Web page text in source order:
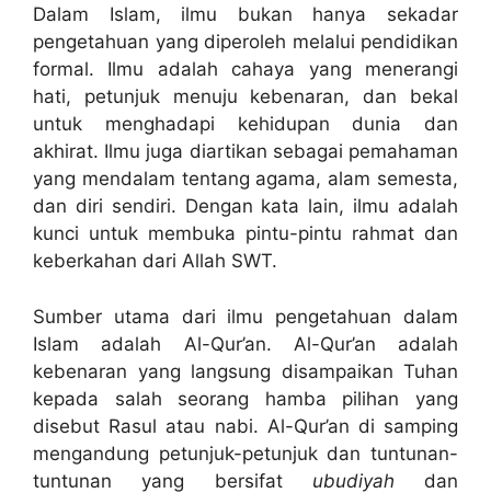
Dalam Islam, ilmu bukan hanya sekadar
pengetahuan yang diperoleh melalui pendidikan
formal. Ilmu adalah cahaya yang menerangi
hati, petunjuk menuju kebenaran, dan bekal
untuk menghadapi kehidupan dunia dan
akhirat. Ilmu juga diartikan sebagai pemahaman
yang mendalam tentang agama, alam semesta,
dan diri sendiri. Dengan kata lain, ilmu adalah
kunci untuk membuka pintu-pintu rahmat dan
keberkahan dari Allah SWT.
Sumber utama dari ilmu pengetahuan dalam
Islam adalah Al-Qur’an. Al-Qur’an adalah
kebenaran yang langsung disampaikan Tuhan
kepada salah seorang hamba pilihan yang
disebut Rasul atau nabi. Al-Qur’an di samping
mengandung petunjuk-petunjuk dan tuntunan-
tuntunan yang bersifat ubudiyah dan